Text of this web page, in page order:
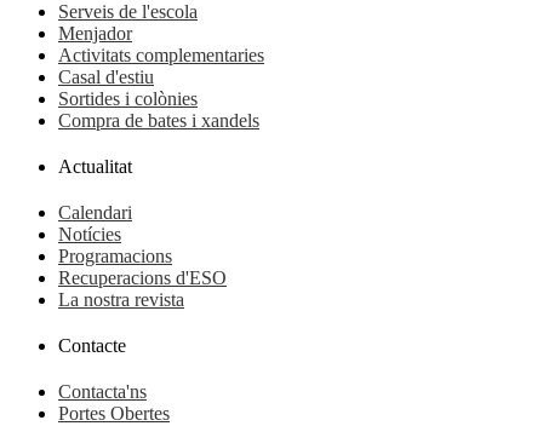
Serveis de l'escola
Menjador
Activitats complementaries
Casal d'estiu
Sortides i colònies
Compra de bates i xandels
Actualitat
Calendari
Notícies
Programacions
Recuperacions d'ESO
La nostra revista
Contacte
Contacta'ns
Portes Obertes